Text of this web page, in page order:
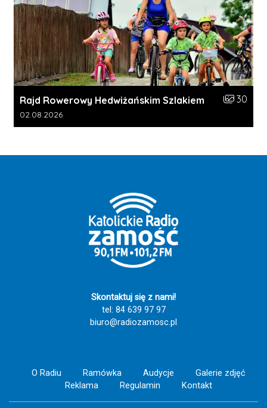
Rajd Rowerowy Hedwiżańskim Szlakiem Liczba
30
Data dodania galerii:
02.08.2026
Skontaktuj się z nami!
tel: 84 639 97 97
biuro@radiozamosc.pl
O Radiu Ramówka Audycje
Galerie zdjęć
Reklama
Regulamin Kontakt